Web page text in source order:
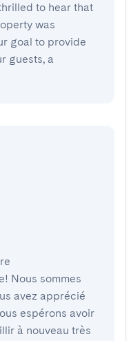
to hear that
was
goal to provide
guests, a
Nous sommes
avez apprécié
espérons avoir
à nouveau très